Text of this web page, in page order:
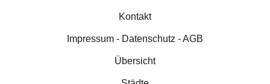
Kontakt
Impressum - Datenschutz - AGB
Übersicht